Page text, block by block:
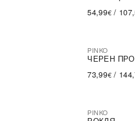
54,99€ /
-66%
PINKO
ЧЕРЕН
73,99€ /
-75%
PINKO